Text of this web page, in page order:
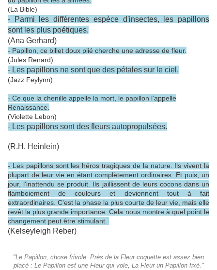
(La Bible)
- Parmi les différentes espèce d'insectes, les papillons
sont les plus poétiques.
(Ana Gerhard)
- Papillon, ce billet doux plié cherche une adresse de fleur.
(Jules Renard)
- Les papillons ne sont que des pétales sur le ciel.
(Jazz Feylynn)
- Ce que la chenille appelle la mort, le papillon l'appelle
Renaissance.
(Violette Lebon)
- Les papillons sont des fleurs autopropulsées.
(R.H. Heinlein)
- Les papillons sont les héros tragiques de la nature. Ils vivent la
plupart de leur vie en étant complètement ordinaires. Et puis, un
jour, l'inattendu se produit. Ils jaillissent de leurs cocons dans un
flamboiement de couleurs et deviennent tout à fait
extraordinaires. C'est la phase la plus courte de leur vie, mais elle
revêt la plus grande importance. Cela nous montre à quel point le
changement peut être stimulant.
(Kelseyleigh Reber)
"Le Papillon, chose frivole, Près de la Fleur coquette est assez bien
placé : Le Papillon est une Fleur qui vole, La Fleur un Papillon fixé."